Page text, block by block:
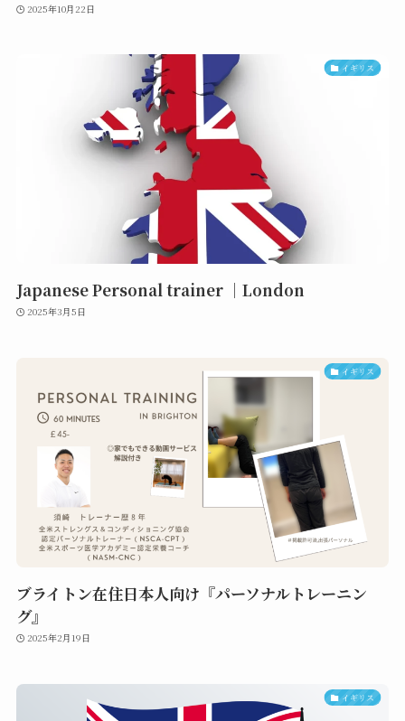
2025年10月22日
イギリス
Japanese Personal trainer ｜London
2025年3月5日
イギリス
ブライトン在住日本人向け『パーソナルトレーニン
グ』
2025年2月19日
イギリス